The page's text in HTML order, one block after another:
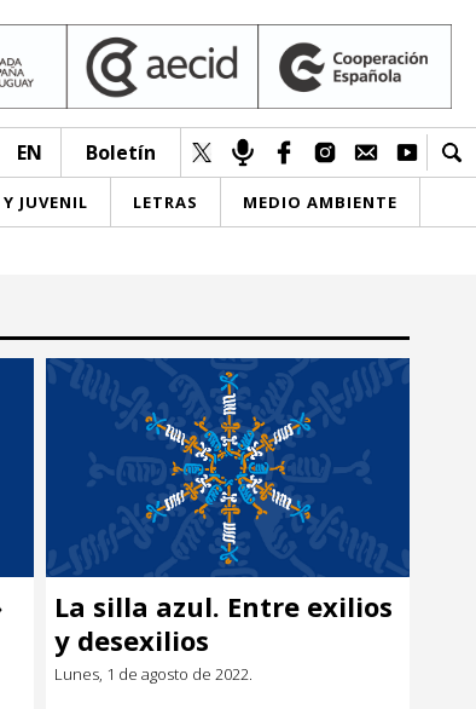
EN Boletín
JUVENIL LETRAS MEDIO AMBIENTE
La silla azul. Entre exilios
y desexilios
Lunes, 1 de agosto de 2022.